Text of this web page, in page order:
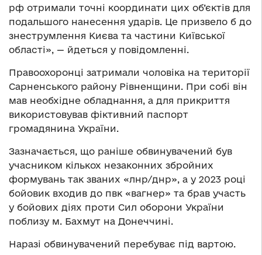
рф отримали точні координати цих об’єктів для
подальшого нанесення ударів. Це призвело б до
знеструмлення Києва та частини Київської
області», — йдеться у повідомленні.
Правоохоронці затримали чоловіка на території
Сарненського району Рівненщини. При собі він
мав необхідне обладнання, а для прикриття
використовував фіктивний паспорт
громадянина України.
Зазначається, що раніше обвинувачений був
учасником кількох незаконних збройних
формувань так званих «лнр/днр», а у 2023 році
бойовик входив до пвк «вагнер» та брав участь
у бойових діях проти Сил оборони України
поблизу м. Бахмут на Донеччині.
Наразі обвинувачений перебуває під вартою.